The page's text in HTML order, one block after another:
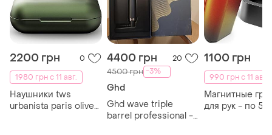
2200 грн
0
1980 грн с 11 авг.
Наушники tws
urbanista paris olive
4400 грн 20
4500 грн -3%
Ghd
Ghd wave triple
barrel professional -
1100 грн
990 грн с 11 авг.
Магнитные
для рук - по